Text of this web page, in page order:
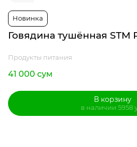
Новинка
Говядина тушённая STM
Продукты питания
41 000 сум
В корзину
в наличии 5958